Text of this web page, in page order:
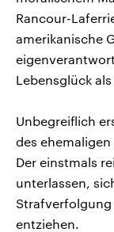
Rancour-
amerikanische
Lebensglück
Unbegreiflich
des
Der einstmals
unterlassen,
Strafverfolgung
entziehen.